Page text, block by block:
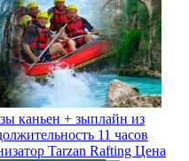
каньен + зыплайн из
11 часов
Tarzan Rafting Цена